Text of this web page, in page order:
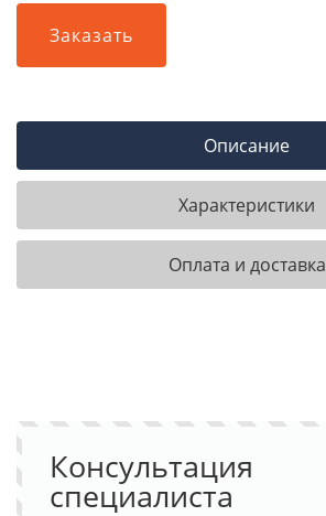
Заказать
Описание
Характеристики
Оплата и доставка
Консультация
специалиста